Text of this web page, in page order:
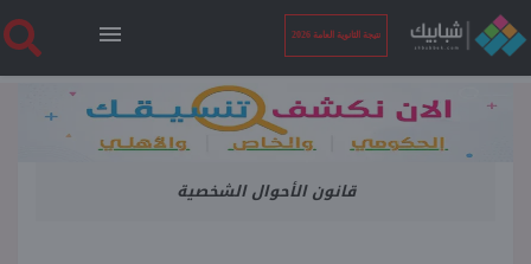
نتيجة الثانوية العامة 2026
الرئيسية
نتيجة الثانوية العامة 2026
قانون الأحوال الشخصية